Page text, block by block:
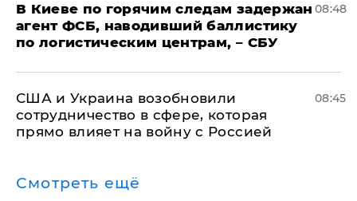
В Киеве по горячим следам задержан
агент ФСБ, наводивший баллистику
по логистическим центрам, – СБУ
08:48
США и Украина возобновили
сотрудничество в сфере, которая
прямо влияет на войну с Россией
08:45
Смотреть ещё